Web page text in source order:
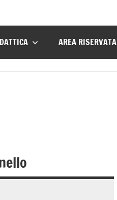
AREA RISERVATA